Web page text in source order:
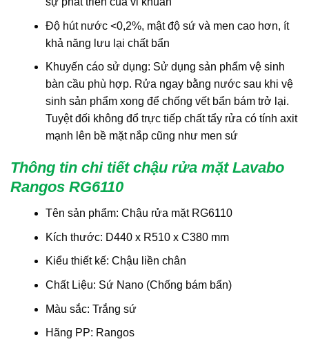
Độ hút nước <0,2%, mật độ sứ và men cao hơn, ít
khả năng lưu lại chất bẩn
Khuyến cáo sử dụng: Sử dụng sản phẩm vệ sinh
bàn cầu phù hợp. Rửa ngay bằng nước sau khi vệ
sinh sản phẩm xong để chống vết bẩn bám trở lại.
Tuyệt đối không đổ trực tiếp chất tẩy rửa có tính axit
mạnh lên bề mặt nắp cũng như men sứ
Thông tin chi tiết chậu rửa mặt Lavabo
Rangos RG6110
Tên sản phẩm: Chậu rửa mặt RG6110
Kích thước: D440 x R510 x C380 mm
Kiểu thiết kế: Chậu liền chân
Chất Liệu: Sứ Nano (Chống bám bẩn)
Màu sắc: Trắng sứ
Hãng PP: Rangos